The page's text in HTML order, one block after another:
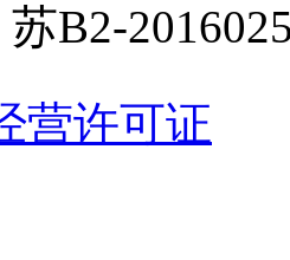
B2-
营许可证